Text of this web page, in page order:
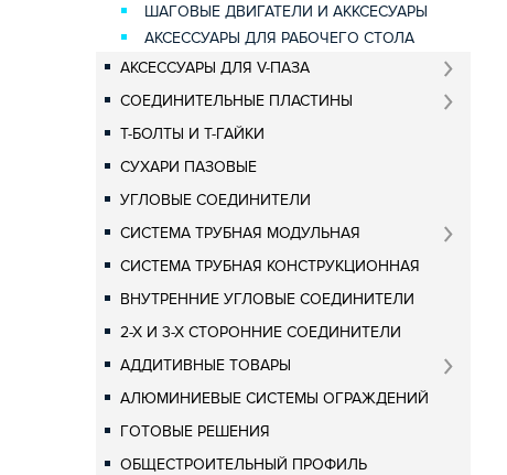
ШАГОВЫЕ ДВИГАТЕЛИ И АККСЕСУАРЫ
АКСЕССУАРЫ ДЛЯ РАБОЧЕГО СТОЛА
АКСЕССУАРЫ ДЛЯ V-ПАЗА
СОЕДИНИТЕЛЬНЫЕ ПЛАСТИНЫ
Т-БОЛТЫ И Т-ГАЙКИ
СУХАРИ ПАЗОВЫЕ
УГЛОВЫЕ СОЕДИНИТЕЛИ
СИСТЕМА ТРУБНАЯ МОДУЛЬНАЯ
СИСТЕМА ТРУБНАЯ КОНСТРУКЦИОННАЯ
ВНУТРЕННИЕ УГЛОВЫЕ СОЕДИНИТЕЛИ
2-Х И 3-Х СТОРОННИЕ СОЕДИНИТЕЛИ
АДДИТИВНЫЕ ТОВАРЫ
АЛЮМИНИЕВЫЕ СИСТЕМЫ ОГРАЖДЕНИЙ
ГОТОВЫЕ РЕШЕНИЯ
ОБЩЕСТРОИТЕЛЬНЫЙ ПРОФИЛЬ